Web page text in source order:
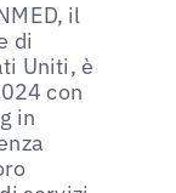
il
di
Uniti, è
con
in